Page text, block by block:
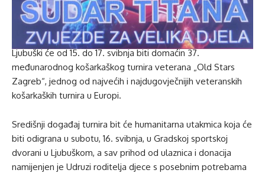
Ljubuški će od 15. do 17. svibnja biti domaćin 37.
međunarodnog košarkaškog turnira veterana „Old Stars
Zagreb“, jednog od najvećih i najdugovječnijih veteranskih
košarkaških turnira u Europi.
Središnji događaj turnira bit će humanitarna utakmica koja će
biti odigrana u subotu, 16. svibnja, u Gradskoj sportskoj
dvorani u Ljubuškom, a sav prihod od ulaznica i donacija
namijenjen je Udruzi roditelja djece s posebnim potrebama